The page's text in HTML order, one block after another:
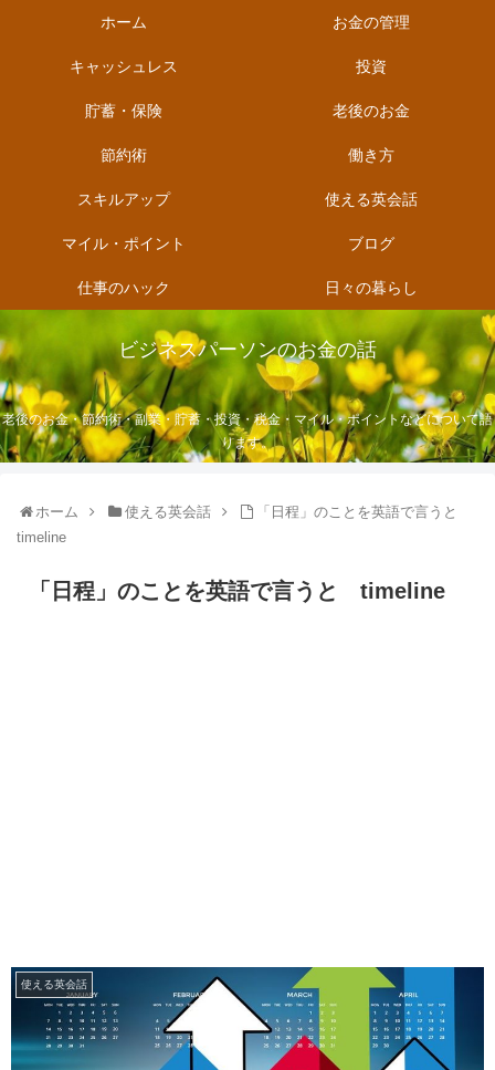
ビジネスパーソンのお金の話
老後のお金・節約術・副業・貯蓄・投資・税金・マイル・ポイントなどについて語
ります。
ホーム お金の管理
キャッシュレス 投資
貯蓄・保険 老後のお金
節約術 働き方
スキルアップ 使える英会話
マイル・ポイント ブログ
仕事のハック 日々の暮らし
ホーム 使える英会話
「日程」のことを英語で言うと
timeline
「日程」のことを英語で言うと timeline
使える英会話